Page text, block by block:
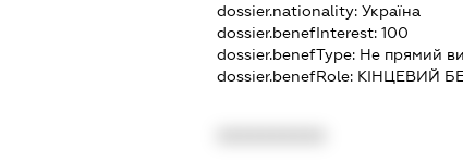
dossier.nationality:Україна
dossier.benefInterest:100
dossier.benefType: Не прямий
dossier.benefRole: КІНЦЕВИЙ